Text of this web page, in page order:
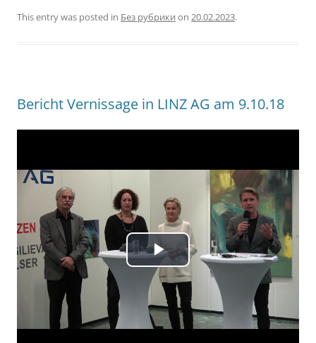
This entry was posted in Без рубрики on 20.02.2023.
Bericht Vernissage in LINZ AG am 9.10.18